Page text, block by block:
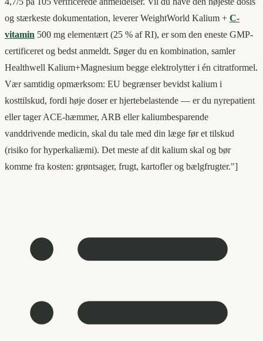
og stærkeste dokumentation, leverer WeightWorld Kalium + C-
vitamin 500 mg elementært (25 % af RI), er som den eneste GMP-
certificeret og bedst anmeldt. Søger du en kombination, samler
Healthwell Kalium+Magnesium begge elektrolytter i én citratformel.
Vær samtidig opmærksom: EU begrænser bevidst kalium i
kosttilskud, fordi høje doser er hjertebelastende — er du nyrepatient
eller tager ACE-hæmmer, ARB eller kaliumbesparende
vanddrivende medicin, skal du tale med din læge før et tilskud
(risiko for hyperkaliæmi). Det meste af dit kalium skal og bør
komme fra kosten: grøntsager, frugt, kartofler og bælgfrugter."]